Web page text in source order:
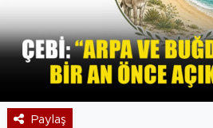
Paylaş